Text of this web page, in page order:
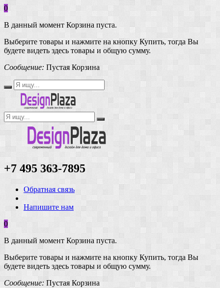
0
В данный момент Корзина пуста.
Выберите товары и нажмите на кнопку Купить, тогда Вы
будете видеть здесь товары и общую сумму.
Сообщение: Пустая Корзина
+7 495 363-7895
Обратная связь
Напишите нам
0
В данный момент Корзина пуста.
Выберите товары и нажмите на кнопку Купить, тогда Вы
будете видеть здесь товары и общую сумму.
Сообщение: Пустая Корзина